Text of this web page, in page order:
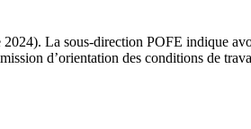
La sous-direction POFE indique
d’orientation des conditions de